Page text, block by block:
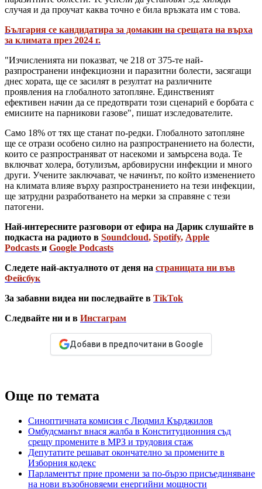
случая и да проучат каква точно е била връзката им с това.
България се кандидатира за домакин на срещата на върха
за климата през 2024 г.
"Изчисленията ни показват, че 218 от 375-те най-
разпространени инфекциозни и паразитни болести, засягащи
днес хората, ще се засилят в резултат на различните
проявления на глобалното затопляне. Единственият
ефективен начин да се предотврати този сценарий е борбата с
емисиите на парникови газове", пишат изследователите.
Само 18% от тях ще станат по-редки. Глобалното затопляне
ще се отрази особено силно на разпространението на болести,
които се разпространяват от насекоми и замърсена вода. Те
включват холера, ботулизъм, арбовирусни инфекции и много
други. Учените заключават, че начинът, по който изменението
на климата влияе върху разпространението на тези инфекции,
ще затрудни разработването на мерки за справяне с тези
патогени.
Най-интересните разговори от ефира на Дарик слушайте в
подкаста на радиото в Soundcloud, Spotify, Apple
Podcasts и Google Podcasts
Следете най-актуалното от деня на страницата ни във
Фейсбук
За забавни видеа ни последвайте в TikTok
Следвайте ни и в Инстаграм
Добави в предпочитани в Google
Още по темата
Синоптичната комисия с Людмил Кърджилов
Омбудсманът внася жалба в Конституционния съд
срещу промените в МРЗ и трудовия стаж
Депутатите решават окончателно за промените в
Изборния кодекс
Парламентът прие промени за по-бързо присъединяване
на нови възобновяеми енергийни мощности